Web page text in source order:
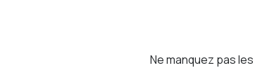
Ne manquez pas